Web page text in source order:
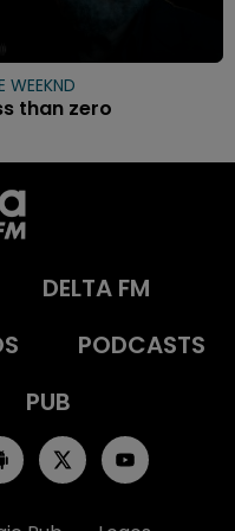
WEEKND
than zero
DELTA FM
PODCASTS
PUB